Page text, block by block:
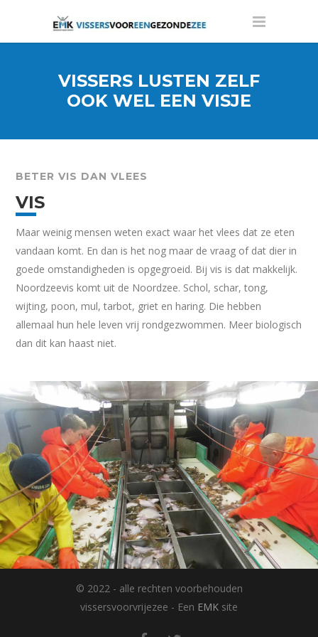
VISSERS LUSTEN ZELF
OOK WEL EEN VISJE
BETER VIS DAN VLEES
VIS
Maar weinig mensen weten exact waar het vlees dat ze eten
vandaan komt. En dan is het nog maar de vraag of dat dier in
goede omstandigheden is opgegroeid. Bij vis is dat makkelijk.
Noordzeevis komt uit de Noordzee. Schol, schar, tong,
wijting, poon, mul, tarbot, griet en haring. Die hebben
allemaal hun hele leven vrij rondgezwommen. Meer biologisch
dan dit kan haast niet.
© 2022 - alle rechten voorbehouden
vissersvoorvrijezee - Een EMK site